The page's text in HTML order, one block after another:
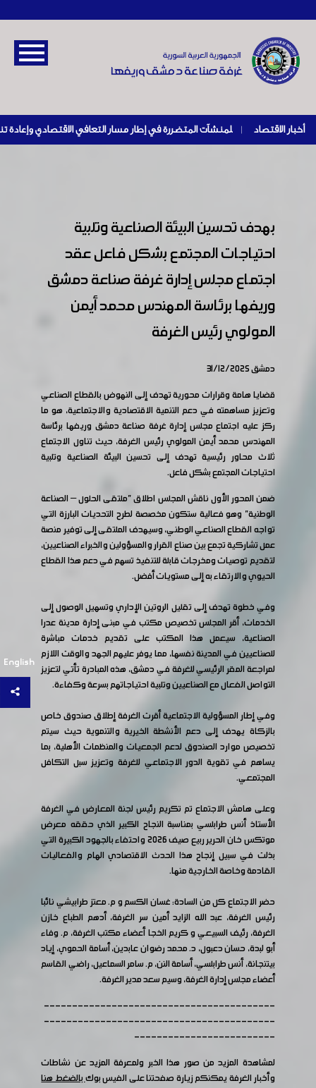
أخبار الاقتصاد |
English
بهدف تحسين البيئة الصناعية وتلبية
احتياجات المجتمع بشكل فاعل عقد
اجتماع مجلس إدارة غرفة صناعة دمشق
وريفها برئاسة المهندس محمد أيمن
المولوي رئيس الغرفة
دمشق 31/12/2025
قضايا هامة وقرارات محورية تهدف إلى النهوض بالقطاع الصناعي
وتعزيز مساهمته في دعم التنمية الاقتصادية والاجتماعية، هو ما
ركز عليه اجتماع مجلس إدارة غرفة صناعة دمشق وريفها برئاسة
المهندس محمد أيمن المولوي رئيس الغرفة، حيث تناول الاجتماع
ثلاث محاور رئيسية تهدف إلى تحسين البيئة الصناعية وتلبية
احتياجات المجتمع بشكل فاعل.
ضمن المحور الأول ناقش المجلس اطلاق "ملتقى الحلول – الصناعة
الوطنية" وهو فعالية ستكون مخصصة لطرح التحديات البارزة التي
تواجه القطاع الصناعي الوطني، وسيهدف الملتقى إلى توفير منصة
عمل تشاركية تجمع بين صناع القرار والمسؤولين والخبراء الصناعيين،
لتقديم توصيات ومخرجات قابلة للتنفيذ تسهم في دعم هذا القطاع
الحيوي والارتقاء به إلى مستويات أفضل.
وفي خطوة تهدف إلى تقليل الروتين الإداري وتسهيل الوصول إلى
الخدمات، أقر المجلس تخصيص مكتب في مبنى إدارة مدينة عدرا
الصناعية، سيعمل هذا المكتب على تقديم خدمات مباشرة
للصناعيين في المدينة نفسها، مما يوفر عليهم الجهد والوقت اللازم
لمراجعة المقر الرئيسي للغرفة في دمشق، هذه المبادرة تأتي لتعزيز
التواصل الفعال مع الصناعيين وتلبية احتياجاتهم بسرعة وكفاءة.
وفي إطار المسؤولية الاجتماعية أقرت الغرفة إطلاق صندوق خاص
بالزكاة يهدف إلى دعم الأنشطة الخيرية والتنموية حيث سيتم
تخصيص موارد الصندوق لدعم الجمعيات والمنظمات الأهلية، بما
يساهم في تقوية الدور الاجتماعي للغرفة وتعزيز سبل التكافل
المجتمعي.
وعلى هامش الاجتماع تم تكريم رئيس لجنة المعارض في الغرفة
الأستاذ أنس طرابلسي بمناسبة النجاح الكبير الذي حققه معرض
موتكس خان الحرير ربيع صيف 2026 واحتفاء بالجهود الكبيرة التي
بذلت في سبيل إنجاح هذا الحدث الاقتصادي الهام والفعاليات
القادمة وخاصة الخارجية منها.
حضر الاجتماع كل من السادة: غسان الكسم و م. معتز طرابيشي نائبا
رئيس الغرفة، عبد الله الزايد أمين سر الغرفة، أدهم الطباع خازن
الغرفة، رئيف السبيعي و كريم الخجا أعضاء مكتب الغرفة، م. وفاء
أبو لبدة، حسان دعبول، د. محمد رضوان عابدين، أسامة الحموي، إياد
بيتنجانة، أنس طرابلسي، أسامة النن، م. سامر السماعيل، راضي القاسم
أعضاء مجلس إدارة الغرفة، وسيم سعد مدير الغرفة.
-----------------------------------------
-----------------------------------------
-------------------------
لمشاهدة المزيد من صور هذا الخبر ولمعرفة المزيد عن نشاطات
وأخبار الغرفة يمكنكم زيارة صفحتنا على الفيس بوكبالضغط هنا